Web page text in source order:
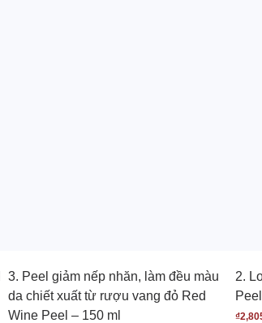
3. Peel giảm nếp nhăn, làm đều màu
da chiết xuất từ rượu vang đỏ Red
Wine Peel – 150 ml
2.
₫